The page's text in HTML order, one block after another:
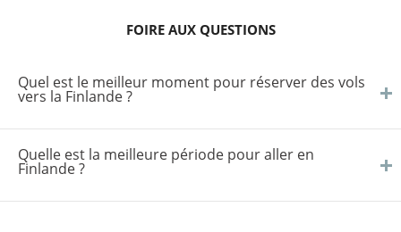
FOIRE AUX QUESTIONS
Quel est le meilleur moment pour réserver des vols
vers la Finlande ?
Quelle est la meilleure période pour aller en
Finlande ?